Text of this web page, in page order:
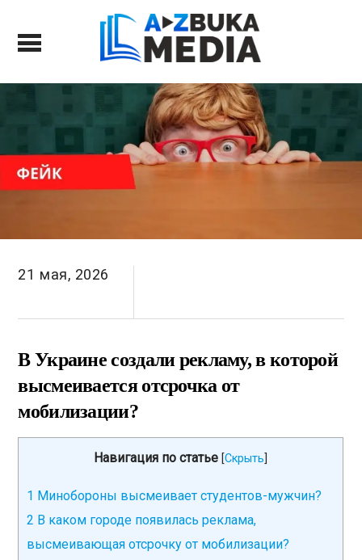
21 мая, 2026
В Украине создали рекламу, в которой
высмеивается отсрочка от
мобилизации?
Навигация по статье [Скрыть
1 Минобороны высмеивает студентов-мужчин?
2 В каком городе появилась реклама,
высмеивающая отсрочку от мобилизации?